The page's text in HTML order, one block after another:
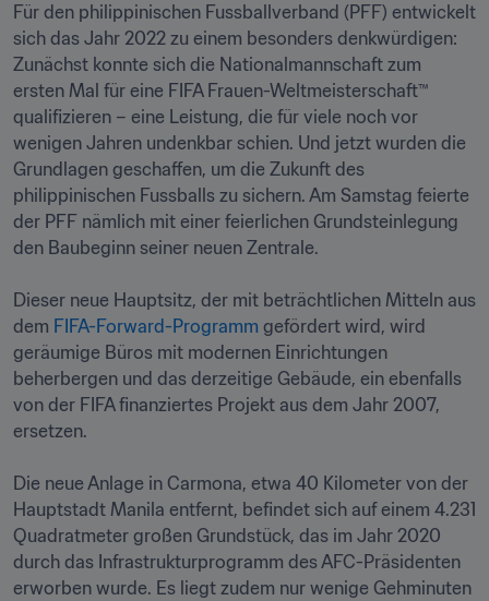
Für den philippinischen Fussballverband (PFF) entwickelt
sich das Jahr 2022 zu einem besonders denkwürdigen:
Zunächst konnte sich die Nationalmannschaft zum
ersten Mal für eine FIFA Frauen-Weltmeisterschaft™
qualifizieren – eine Leistung, die für viele noch vor
wenigen Jahren undenkbar schien. Und jetzt wurden die
Grundlagen geschaffen, um die Zukunft des
philippinischen Fussballs zu sichern. Am Samstag feierte
der PFF nämlich mit einer feierlichen Grundsteinlegung
den Baubeginn seiner neuen Zentrale.
Dieser neue Hauptsitz, der mit beträchtlichen Mitteln aus
dem FIFA-Forward-Programm gefördert wird, wird
geräumige Büros mit modernen Einrichtungen
beherbergen und das derzeitige Gebäude, ein ebenfalls
von der FIFA finanziertes Projekt aus dem Jahr 2007,
ersetzen.
Die neue Anlage in Carmona, etwa 40 Kilometer von der
Hauptstadt Manila entfernt, befindet sich auf einem 4.231
Quadratmeter großen Grundstück, das im Jahr 2020
durch das Infrastrukturprogramm des AFC-Präsidenten
erworben wurde. Es liegt zudem nur wenige Gehminuten